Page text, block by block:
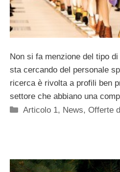
Non si fa menzione del tipo
sta cercando del personale
ricerca è rivolta a profili ben
settore che abbiano una
Categorie
Articolo 1, News,Offerte